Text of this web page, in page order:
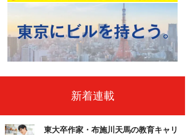
新着連載
東大卒作家・布施川天馬の教育キャリ